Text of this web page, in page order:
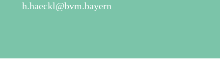
h.haeckl@bvm.bayern